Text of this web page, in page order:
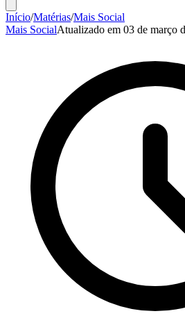
Início/Matérias/Mais Social
Mais SocialAtualizado em 03 de março